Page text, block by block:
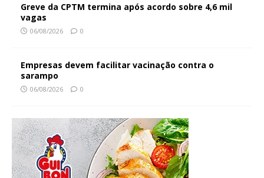
Greve da CPTM termina após acordo sobre 4,6 mil
vagas
06/08/2026 0
Empresas devem facilitar vacinação contra o
sarampo
06/08/2026 0